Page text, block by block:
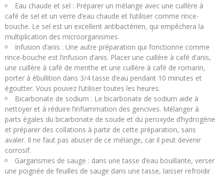
Eau chaude et sel : Préparer un mélange avec une cuillère à
café de sel et un verre d’eau chaude et l’utiliser comme rince-
bouche. Le sel est un excellent antibactérien, qui empêchera la
multiplication des microorganismes.
Infusion d’anis : Une autre préparation qui fonctionne comme
rince-bouche est l’infusion d’anis. Placer une cuillère à café d’anis,
une cuillère à café de menthe et une cuillère à café de romarin,
porter à ébullition dans 3/4 tasse d’eau pendant 10 minutes et
égoutter. Vous pouvez l’utiliser toutes les heures.
Bicarbonate de sodium : Le bicarbonate de sodium aide à
nettoyer et à réduire l’inflammation des gencives. Mélanger à
parts égales du bicarbonate de soude et du peroxyde d’hydrogène
et préparer des collations à partir de cette préparation, sans
avaler. Il ne faut pas abuser de ce mélange, car il peut devenir
corrosif.
Gargarismes de sauge : dans une tasse d’eau bouillante, verser
une poignée de feuilles de sauge dans une tasse, laisser refroidir